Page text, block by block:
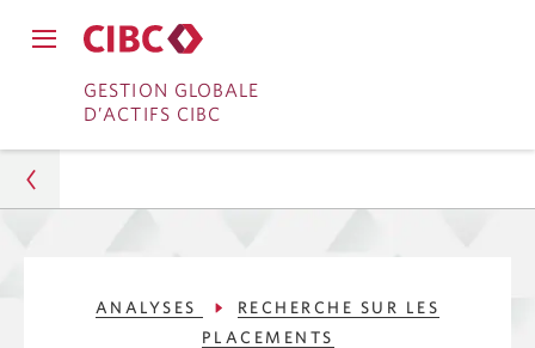
bancaires
navigation
principal.
GESTION GLOBALE
D’ACTIFS CIBC
Fermer
Gestion d’actifs
Analyses
ANALYSES
RECHERCHE SUR LES
PLACEMENTS